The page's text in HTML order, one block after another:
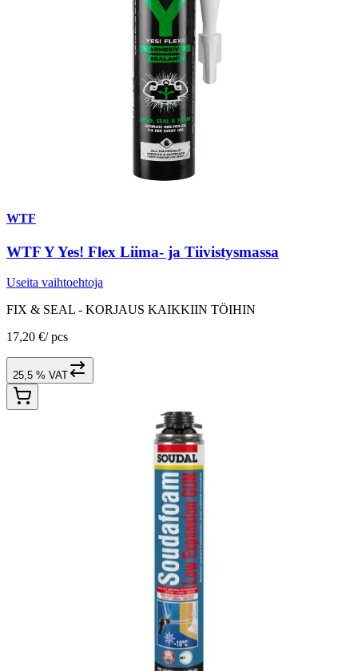
WTF
WTF Y Yes! Flex Liima- ja Tiivistysmassa
Useita vaihtoehtoja
FIX & SEAL - KORJAUS KAIKKIIN TÖIHIN
17,20 €/ pcs
25,5 % VAT